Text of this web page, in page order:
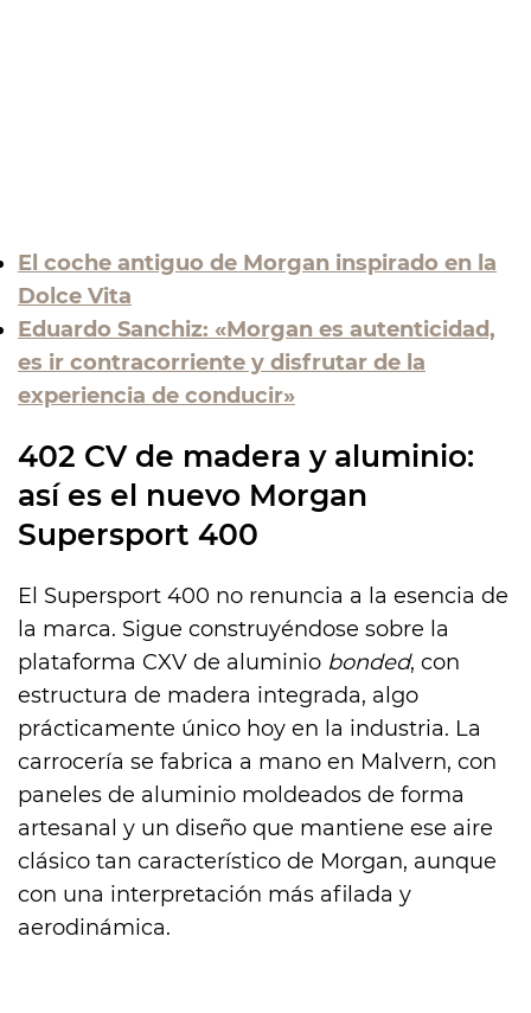
El coche antiguo de Morgan inspirado en la
Dolce Vita
Eduardo Sanchiz: «Morgan es autenticidad,
es ir contracorriente y disfrutar de la
experiencia de conducir»
402 CV de madera y aluminio:
así es el nuevo Morgan
Supersport 400
El Supersport 400 no renuncia a la esencia de
la marca. Sigue construyéndose sobre la
plataforma CXV de aluminio bonded, con
estructura de madera integrada, algo
prácticamente único hoy en la industria. La
carrocería se fabrica a mano en Malvern, con
paneles de aluminio moldeados de forma
artesanal y un diseño que mantiene ese aire
clásico tan característico de Morgan, aunque
con una interpretación más afilada y
aerodinámica.